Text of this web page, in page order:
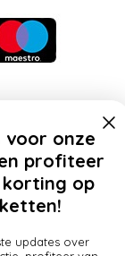
wij
te houden.
onze website te
manier
voor onze
profiteer
korting op
updates over